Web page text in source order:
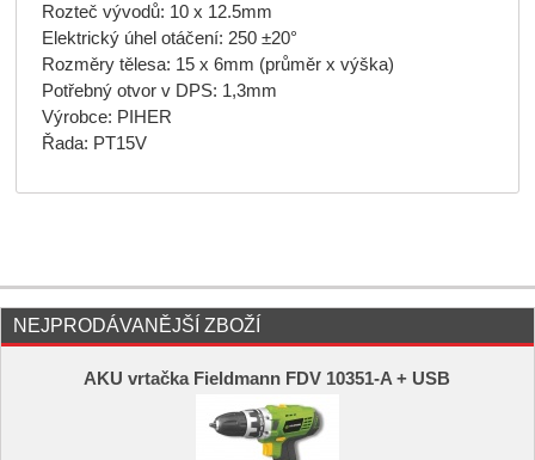
Rozteč vývodů: 10 x 12.5mm
Elektrický úhel otáčení: 250 ±20°
Rozměry tělesa: 15 x 6mm (průměr x výška)
Potřebný otvor v DPS: 1,3mm
Výrobce: PIHER
Řada: PT15V
NEJPRODÁVANĚJŠÍ ZBOŽÍ
AKU vrtačka Fieldmann FDV 10351-A + USB